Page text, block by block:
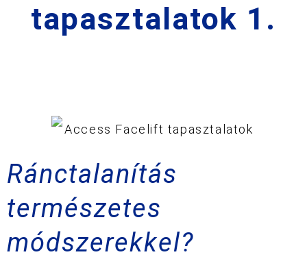
tapasztalatok 1.
Ránctalanítás
természetes
módszerekkel?